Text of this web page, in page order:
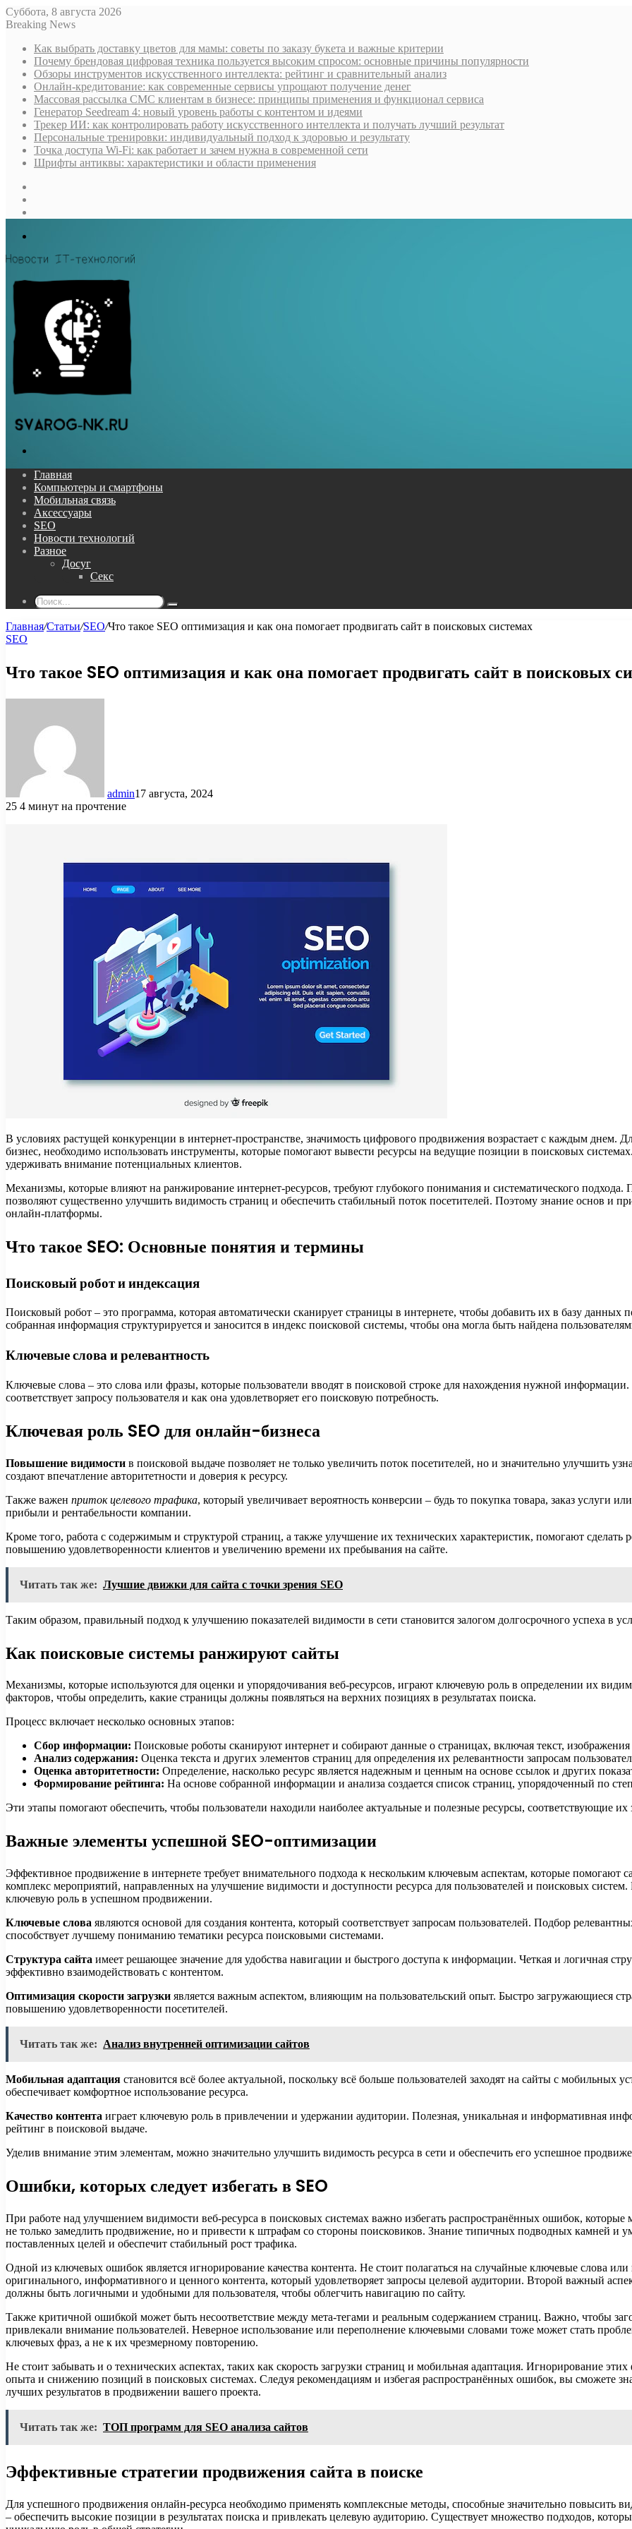
Суббота, 8 августа 2026
Breaking News
Как выбрать доставку цветов для мамы: советы по заказу букета и важные критерии
Почему брендовая цифровая техника пользуется высоким спросом: основные причины популярности
Обзоры инструментов искусственного интеллекта: рейтинг и сравнительный анализ
Онлайн-кредитование: как современные сервисы упрощают получение денег
Массовая рассылка СМС клиентам в бизнесе: принципы применения и функционал сервиса
Генератор Seedream 4: новый уровень работы с контентом и идеями
Трекер ИИ: как контролировать работу искусственного интеллекта и получать лучший результат
Персональные тренировки: индивидуальный подход к здоровью и результату
Точка доступа Wi-Fi: как работает и зачем нужна в современной сети
Шрифты антиквы: характеристики и области применения
Главная
Компьютеры и смартфоны
Мобильная связь
Аксессуары
SEO
Новости технологий
Разное
Досуг
Секс
Поиск...
Главная/Статьи/SEO/Что такое SEO оптимизация и как она помогает продвигать сайт в поисковых системах
SEO
Что такое SEO оптимизация и как она помогает продвигать сайт в поисковых
admin17 августа, 2024
25 4 минут на прочтение
В условиях растущей конкуренции в интернет-пространстве, значимость цифрового продвижения возрастает с каждым днем.
бизнес, необходимо использовать инструменты, которые помогают вывести ресурсы на ведущие позиции в поисковых
удерживать внимание потенциальных клиентов.
Механизмы, которые влияют на ранжирование интернет-ресурсов, требуют глубокого понимания и систематического подхода.
позволяют существенно улучшить видимость страниц и обеспечить стабильный поток посетителей. Поэтому знание основ и
онлайн-платформы.
Что такое SEO: Основные понятия и термины
Поисковый робот и индексация
Поисковый робот – это программа, которая автоматически сканирует страницы в интернете, чтобы добавить их в базу данных
собранная информация структурируется и заносится в индекс поисковой системы, чтобы она могла быть найдена
Ключевые слова и релевантность
Ключевые слова – это слова или фразы, которые пользователи вводят в поисковой строке для нахождения нужной
соответствует запросу пользователя и как она удовлетворяет его поисковую потребность.
Ключевая роль SEO для онлайн-бизнеса
Повышение видимости в поисковой выдаче позволяет не только увеличить поток посетителей, но и значительно улучшить
создают впечатление авторитетности и доверия к ресурсу.
Также важен приток целевого трафика, который увеличивает вероятность конверсии – будь то покупка товара, заказ услуги
прибыли и рентабельности компании.
Кроме того, работа с содержимым и структурой страниц, а также улучшение их технических характеристик, помогают сделать
повышению удовлетворенности клиентов и увеличению времени их пребывания на сайте.
Читать так же: Лучшие движки для сайта с точки зрения SEO
Таким образом, правильный подход к улучшению показателей видимости в сети становится залогом долгосрочного успеха в
Как поисковые системы ранжируют сайты
Механизмы, которые используются для оценки и упорядочивания веб-ресурсов, играют ключевую роль в определении их
факторов, чтобы определить, какие страницы должны появляться на верхних позициях в результатах поиска.
Процесс включает несколько основных этапов:
Сбор информации: Поисковые роботы сканируют интернет и собирают данные о страницах, включая текст,
Анализ содержания: Оценка текста и других элементов страниц для определения их релевантности запросам
Оценка авторитетности: Определение, насколько ресурс является надежным и ценным на основе ссылок и других
Формирование рейтинга: На основе собранной информации и анализа создается список страниц, упорядоченный по
Эти этапы помогают обеспечить, чтобы пользователи находили наиболее актуальные и полезные ресурсы, соответствующие их
Важные элементы успешной SEO-оптимизации
Эффективное продвижение в интернете требует внимательного подхода к нескольким ключевым аспектам, которые помогают
комплекс мероприятий, направленных на улучшение видимости и доступности ресурса для пользователей и поисковых
ключевую роль в успешном продвижении.
Ключевые слова являются основой для создания контента, который соответствует запросам пользователей. Подбор
способствует лучшему пониманию тематики ресурса поисковыми системами.
Структура сайта имеет решающее значение для удобства навигации и быстрого доступа к информации. Четкая и логичная
эффективно взаимодействовать с контентом.
Оптимизация скорости загрузки является важным аспектом, влияющим на пользовательский опыт. Быстро загружающиеся
повышению удовлетворенности посетителей.
Читать так же: Анализ внутренней оптимизации сайтов
Мобильная адаптация становится всё более актуальной, поскольку всё больше пользователей заходят на сайты с мобильных
обеспечивает комфортное использование ресурса.
Качество контента играет ключевую роль в привлечении и удержании аудитории. Полезная, уникальная и информативная
рейтинг в поисковой выдаче.
Уделив внимание этим элементам, можно значительно улучшить видимость ресурса в сети и обеспечить его успешное
Ошибки, которых следует избегать в SEO
При работе над улучшением видимости веб-ресурса в поисковых системах важно избегать распространённых ошибок, которые
не только замедлить продвижение, но и привести к штрафам со стороны поисковиков. Знание типичных подводных камней и
поставленных целей и обеспечит стабильный рост трафика.
Одной из ключевых ошибок является игнорирование качества контента. Не стоит полагаться на случайные ключевые слова
оригинального, информативного и ценного контента, который удовлетворяет запросы целевой аудитории. Второй важный
должны быть логичными и удобными для пользователя, чтобы облегчить навигацию по сайту.
Также критичной ошибкой может быть несоответствие между мета-тегами и реальным содержанием страниц. Важно, чтобы
привлекали внимание пользователей. Неверное использование или переполнение ключевыми словами тоже может стать
ключевых фраз, а не к их чрезмерному повторению.
Не стоит забывать и о технических аспектах, таких как скорость загрузки страниц и мобильная адаптация. Игнорирование
опыта и снижению позиций в поисковых системах. Следуя рекомендациям и избегая распространённых ошибок, вы сможете
лучших результатов в продвижении вашего проекта.
Читать так же: ТОП программ для SEO анализа сайтов
Эффективные стратегии продвижения сайта в поиске
Для успешного продвижения онлайн-ресурса необходимо применять комплексные методы, способные значительно повысить
– обеспечить высокие позиции в результатах поиска и привлекать целевую аудиторию. Существует множество подходов,